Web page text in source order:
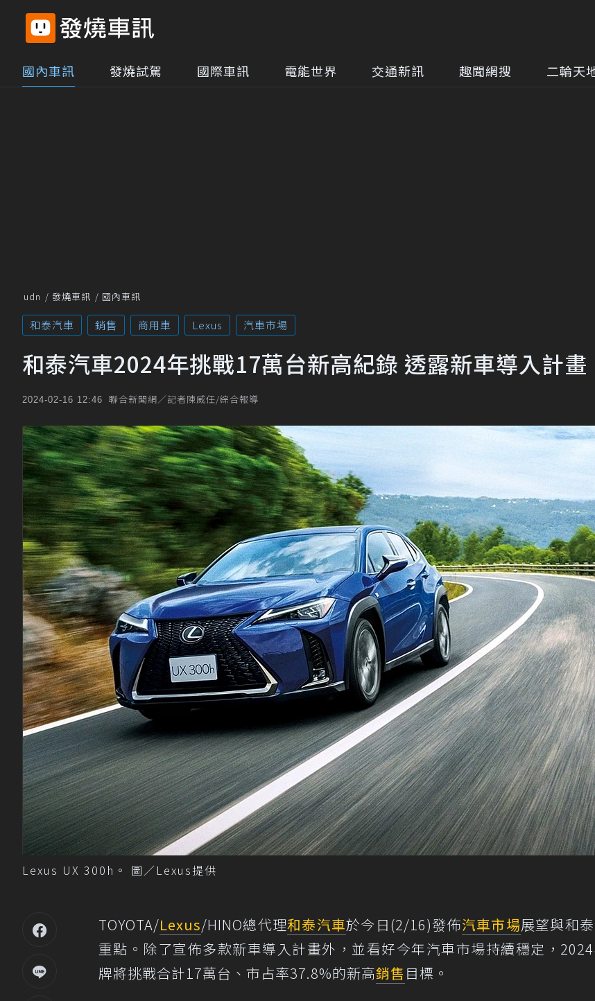
國內車訊 發燒試駕 國際車訊 電能世界 交通新訊 趣聞網搜 二輪天
udn 發燒車訊 國內車訊
和泰汽車 銷售 商用車 Lexus 汽車市場
和泰汽車2024年挑戰17萬台新高紀錄 透露新車導入計畫
2024-02-16 12:46 聯合新聞網／記者陳威任/綜合報導
Lexus UX 300h。 圖／Lexus提供
TOYOTA/Lexus/HINO總代理和泰汽車於今日(2/16)發佈汽車市場展望與和
重點。除了宣佈多款新車導入計畫外，並看好今年汽車市場持續穩定，
牌將挑戰合計17萬台、市占率37.8%的新高銷售 目標。